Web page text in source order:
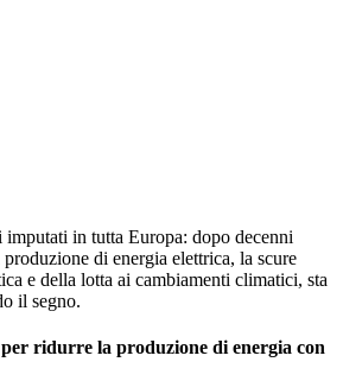
imputati in tutta Europa: dopo decenni
di energia elettrica, la scure
e della lotta ai cambiamenti climatici, sta
il segno.
ridurre la produzione di energia con